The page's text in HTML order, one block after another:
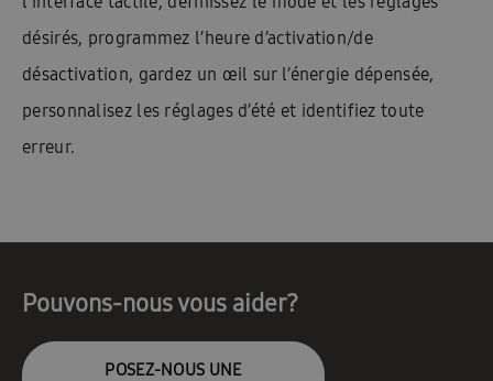
désirés, programmez l’heure d’activation/de
désactivation, gardez un œil sur l’énergie dépensée,
personnalisez les réglages d’été et identifiez toute
erreur.
Pouvons-nous vous aider?
POSEZ-NOUS UNE